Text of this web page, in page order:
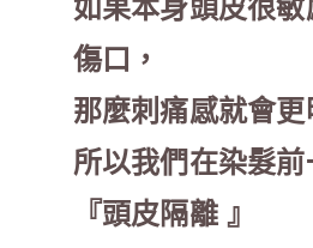
如果本身頭皮很敏
傷口，
那麼刺痛感就會更
所以我們在染髮前
『頭皮隔離 』